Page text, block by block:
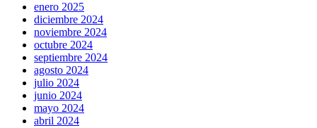
enero 2025
diciembre 2024
noviembre 2024
octubre 2024
septiembre 2024
agosto 2024
julio 2024
junio 2024
mayo 2024
abril 2024